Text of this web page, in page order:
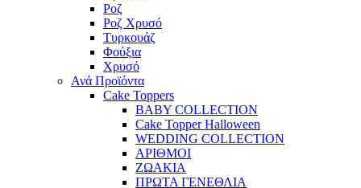
Ροζ
Ροζ Χρυσό
Τυρκουάζ
Φούξια
Χρυσό
Ανά Προϊόντα
Cake Toppers
BABY COLLECTION
Cake Topper Halloween
WEDDING COLLECTION
ΑΡΙΘΜΟΙ
ΖΩΑΚΙΑ
ΠΡΩΤΑ ΓΕΝΕΘΛΙΑ